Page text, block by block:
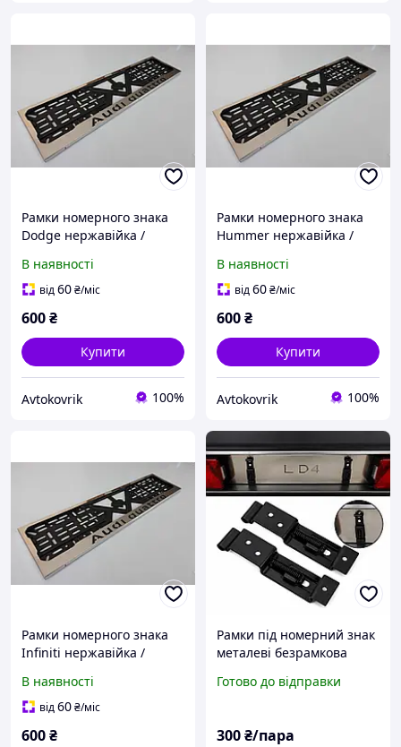
Рамки номерного знака
Dodge нержавійка /
Номерні рамки
нержавійка
В наявності
від60₴/міс
600₴
Купити
Avtokovrik 100%
Рамки номерного знака
Hummer нержавійка /
Номерні рамки
нержавійка
В наявності
від60₴/міс
600₴
Купити
Avtokovrik 100%
Рамки номерного знака
Infiniti нержавійка /
Номерні рамки
нержавійка
В наявності
від60₴/міс
600₴
Рамки під номерний знак
металеві безрамкова
номери неіржавка сталь
Готово до відправки
300₴/пара